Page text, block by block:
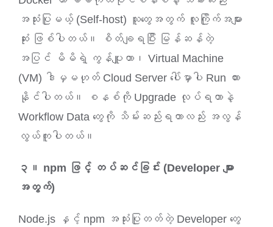
အသုံးပြုမယ့် (Self-host) သူတွေအတွက် လူကြိုက်အများ
ဆုံး ဖြစ်ပါတယ်။ စိတ်ချရပြီး မြန်ဆန်တဲ့
အပြင် မိမိရဲ့ ကွန်ပျူတာ၊ Virtual Machine
(VM) ဒါမှမဟုတ် Cloud Server ပေါ်မှာပါ Run ထား
နိုင်ပါတယ်။ စနစ်ကို Upgrade လုပ်ရတာနဲ့
Workflow Data တွေကို သိမ်းဆည်းရတာလည်း အလွန်
လွယ်ကူပါတယ်။
၃။ npm ဖြင့် တပ်ဆင်ခြင်း (Developer များ
အတွက်)
Node.js နှင့် npm အသုံးပြုတတ်တဲ့ Developer တွေ